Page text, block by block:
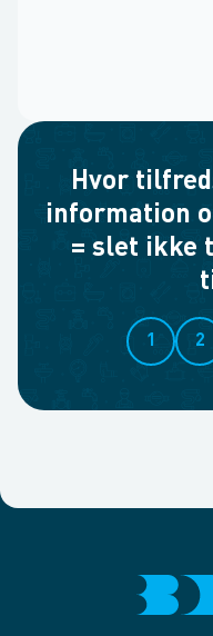
Hvor
information
= slet ikke
1 2